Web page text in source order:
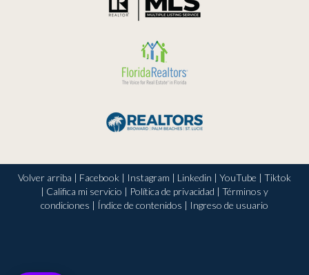
Volver arriba | Facebook | Instagram | Linkedin | YouTube | Tiktok
| Califica mi servicio | Política de privacidad | Términos y
condiciones | Índice de contenidos | Ingreso de usuario